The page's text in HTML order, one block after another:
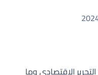
الاقتصادي وما